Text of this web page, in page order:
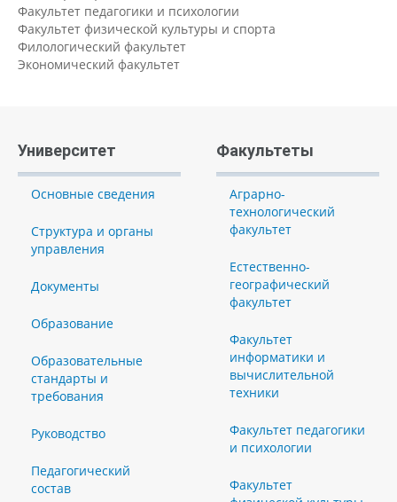
Факультет педагогики и психологии
Факультет физической культуры и спорта
Филологический факультет
Экономический факультет
Университет
Основные сведения
Структура и органы
управления
Документы
Образование
Образовательные
стандарты и
требования
Руководство
Педагогический
состав
Факультеты
Аграрно-
технологический
факультет
Естественно-
географический
факультет
Факультет
информатики и
вычислительной
техники
Факультет педагогики
и психологии
Факультет